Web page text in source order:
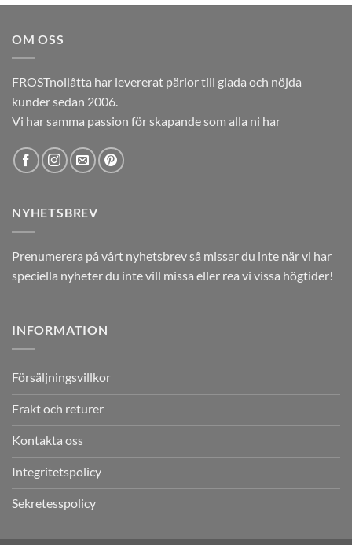
priset priset
OM OSS
FROSTnollåtta har levererat pärlor till glada och nöjda
kunder sedan 2006.
Vi har samma passion för skapande som alla ni har
NYHETSBREV
Prenumerera på vårt nyhetsbrev så missar du inte när vi har
speciella nyheter du inte vill missa eller rea vi vissa högtider!
INFORMATION
Försäljningsvillkor
Frakt och returer
Kontakta oss
Integritetspolicy
Sekretesspolicy